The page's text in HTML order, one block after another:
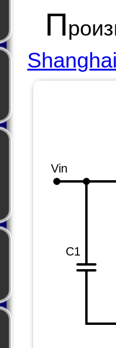
П
Vin
C1